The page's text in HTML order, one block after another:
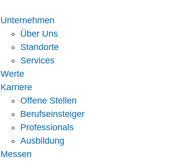
Unternehmen
Über Uns
Standorte
Services
Werte
Karriere
Offene Stellen
Berufseinsteiger
Professionals
Ausbildung
Messen